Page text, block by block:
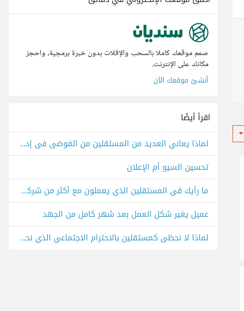
صمم موقعك كاملا بالسحب والإفلات بدون خبرة برمجية، واحجز
مكانك على الإنترنت.
أنشئ موقعك الآن
اقرأ أيضًا
لماذا يعاني العديد من المستقلين من الفوضى في إدارة الوقت رغم التفرغ الكامل؟
تحسين السيو أم الإعلان
ما رأيك في المستقلين الذي يعملون مع أكثر من شركة بدوام كامل عن بعد في نفس الوقت؟
عميل يغير شكل العمل بعد شهر كامل من الجهد
لماذا لا نحظى كمستقلين بالاحترام الاجتماعي الذي نحصل عليه فقط عندما نعمل في شركة؟